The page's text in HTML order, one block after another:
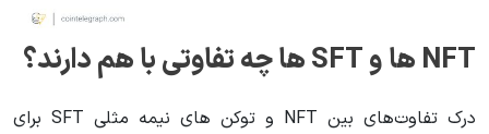
NFT ها و SFT ها چه تفاوتی با هم دارند؟
درک تفاوت‌های بین NFT و توکن های نیمه مثلی SFT برای